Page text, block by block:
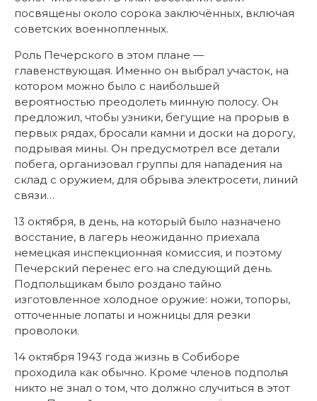
посвящены около сорока заключённых, включая
советских военнопленных.
Роль Печерского в этом плане —
главенствующая. Именно он выбрал участок, на
котором можно было с наибольшей
вероятностью преодолеть минную полосу. Он
предложил, чтобы узники, бегущие на прорыв в
первых рядах, бросали камни и доски на дорогу,
подрывая мины. Он предусмотрел все детали
побега, организовал группы для нападения на
склад с оружием, для обрыва электросети, линий
связи…
13 октября, в день, на который было назначено
восстание, в лагерь неожиданно приехала
немецкая инспекционная комиссия, и поэтому
Печерский перенес его на следующий день.
Подпольщикам было роздано тайно
изготовленное холодное оружие: ножи, топоры,
отточенные лопаты и ножницы для резки
проволоки.
14 октября 1943 года жизнь в Собиборе
проходила как обычно. Кроме членов подполья
никто не знал о том, что должно случиться в этот